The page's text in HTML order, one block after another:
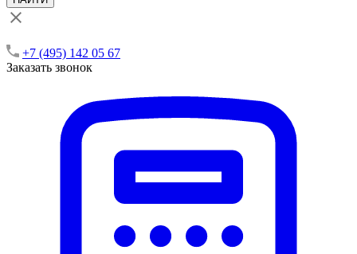
+7 (495) 142 05 67
Заказать звонок